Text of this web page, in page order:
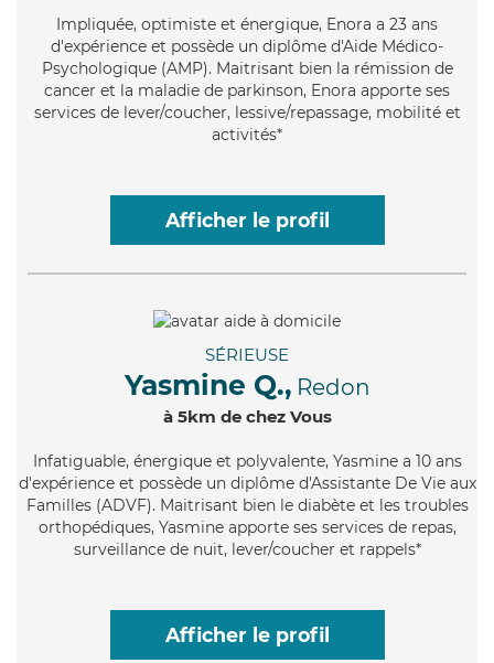
Impliquée, optimiste et énergique, Enora a 23 ans
d'expérience et possède un diplôme d'Aide Médico-
Psychologique (AMP). Maitrisant bien la rémission de
cancer et la maladie de parkinson, Enora apporte ses
services de lever/coucher, lessive/repassage, mobilité et
activités*
Afficher le profil
SÉRIEUSE
Yasmine Q., Redon
à 5km de chez Vous
Infatiguable, énergique et polyvalente, Yasmine a 10 ans
d'expérience et possède un diplôme d'Assistante De Vie aux
Familles (ADVF). Maitrisant bien le diabète et les troubles
orthopédiques, Yasmine apporte ses services de repas,
surveillance de nuit, lever/coucher et rappels*
Afficher le profil